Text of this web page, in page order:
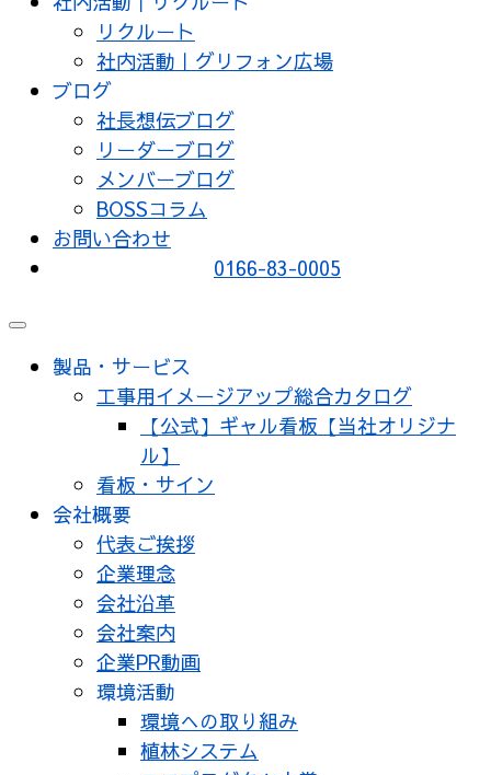
リクルート
社内活動｜グリフォン広場
ブログ
社長想伝ブログ
リーダーブログ
メンバーブログ
BOSSコラム
お問い合わせ
0166-83-0005
メ
製品・サービス
工事用イメージアップ総合カタログ
【公式】ギャル看板【当社オリジナ
ル】
看板・サイン
会社概要
代表ご挨拶
企業理念
会社沿革
会社案内
企業PR動画
環境活動
環境への取り組み
植林システム